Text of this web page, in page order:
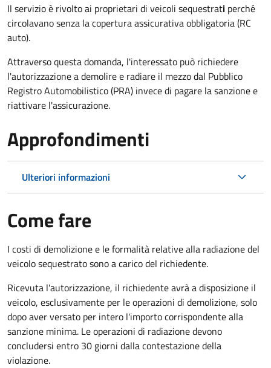
Il servizio è rivolto ai proprietari di veicoli sequestrati perché
circolavano senza la copertura assicurativa obbligatoria (RC
auto).
Attraverso questa domanda, l'interessato può richiedere
l'autorizzazione a demolire e radiare il mezzo dal Pubblico
Registro Automobilistico (PRA) invece di pagare la sanzione e
riattivare l'assicurazione.
Approfondimenti
Ulteriori informazioni
Come fare
I costi di demolizione e le formalità relative alla radiazione del
veicolo sequestrato sono a carico del richiedente.
Ricevuta l'autorizzazione, il richiedente avrà a disposizione il
veicolo, esclusivamente per le operazioni di demolizione, solo
dopo aver versato per intero l'importo corrispondente alla
sanzione minima. Le operazioni di radiazione devono
concludersi entro 30 giorni dalla contestazione della
violazione.